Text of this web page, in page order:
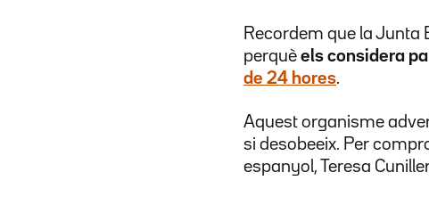
Recordem que la Junta
perquè els considera
de 24 hores.
Aquest organisme
si desobeeix. Per
espanyol, Teresa